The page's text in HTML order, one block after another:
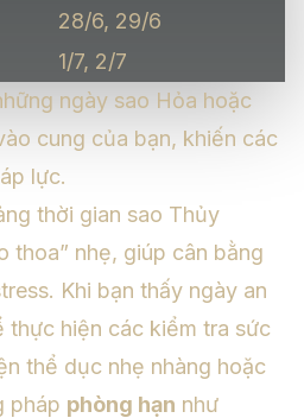
28/6, 29/6
1/7, 2/7
ngày sao Hỏa hoặc
cung của bạn, khiến các
lực.
thời gian sao Thủy
thoa” nhẹ, giúp cân bằng
Khi bạn thấy ngày an
thực hiện các kiểm tra sức
thể dục nhẹ nhàng hoặc
pháp phòng hạn như